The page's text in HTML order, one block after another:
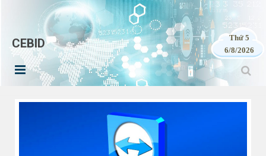
CEBID
Thứ 5
6/8/2026